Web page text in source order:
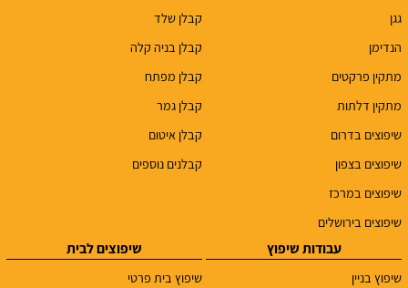
גגן
הנדימן
מתקין פרקטים
מתקין דלתות
שיפוצים בדרום
שיפוצים בצפון
שיפוצים במרכז
שיפוצים בירושלים
קבלן שלד
קבלן בניה קלה
קבלן מפתח
קבלן גמר
קבלן איטום
קבלנים נוספים
עבודות שיפוץ
שיפוץ בניין
שיפוצים לבית
שיפוץ בית פרטי